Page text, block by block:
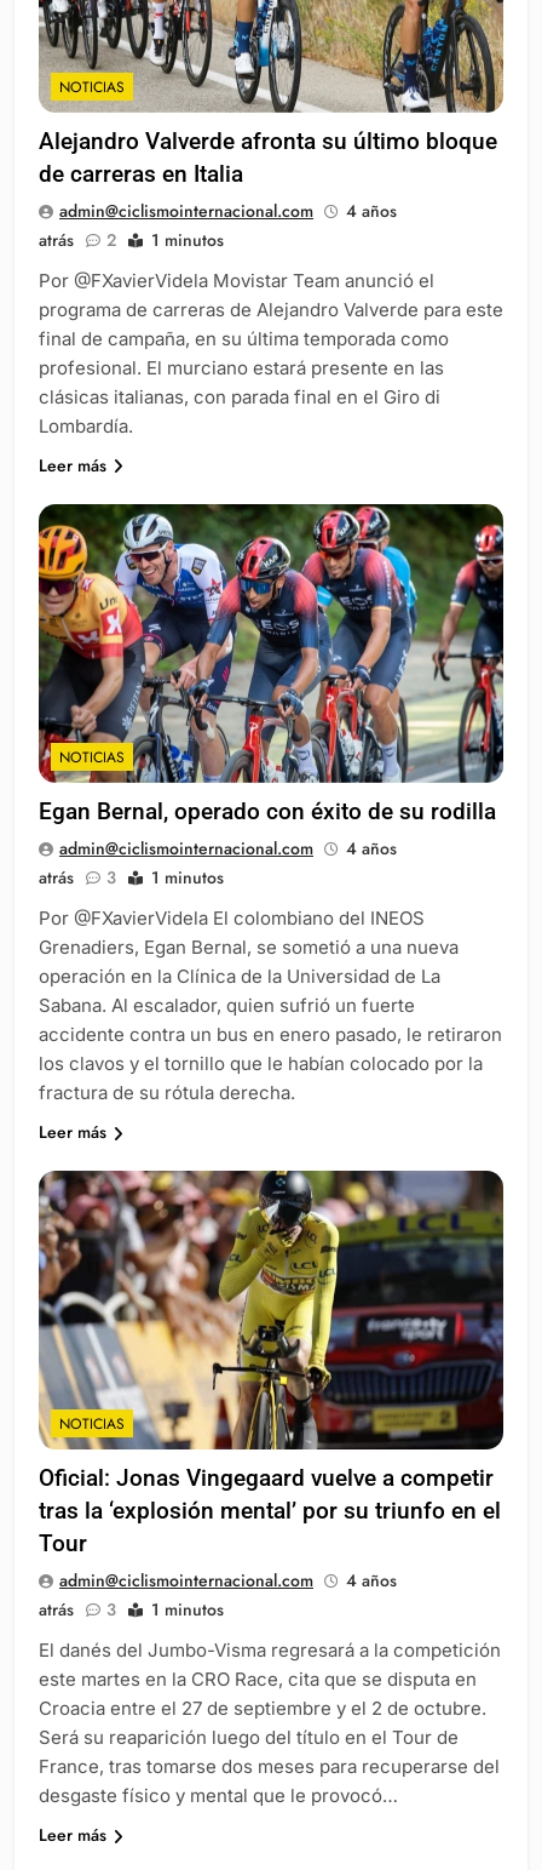
NOTICIAS
Alejandro Valverde afronta su último bloque
de carreras en Italia
admin@ciclismointernacional.com
4 años
atrás
2 1 minutos
Por @FXavierVidela Movistar Team anunció el
programa de carreras de Alejandro Valverde para este
final de campaña, en su última temporada como
profesional. El murciano estará presente en las
clásicas italianas, con parada final en el Giro di
Lombardía.
Leer más
NOTICIAS
Egan Bernal, operado con éxito de su rodilla
admin@ciclismointernacional.com
4 años
atrás
3 1 minutos
Por @FXavierVidela El colombiano del INEOS
Grenadiers, Egan Bernal, se sometió a una nueva
operación en la Clínica de la Universidad de La
Sabana. Al escalador, quien sufrió un fuerte
accidente contra un bus en enero pasado, le retiraron
los clavos y el tornillo que le habían colocado por la
fractura de su rótula derecha.
Leer más
NOTICIAS
Oficial: Jonas Vingegaard vuelve a competir
tras la ‘explosión mental’ por su triunfo en el
Tour
admin@ciclismointernacional.com
4 años
atrás
3 1 minutos
El danés del Jumbo-Visma regresará a la competición
este martes en la CRO Race, cita que se disputa en
Croacia entre el 27 de septiembre y el 2 de octubre.
Será su reaparición luego del título en el Tour de
France, tras tomarse dos meses para recuperarse del
desgaste físico y mental que le provocó…
Leer más